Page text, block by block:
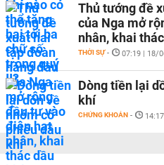
Thủ tướng đề
của Nga mở
nhân, khai
THỜI SỰ - 07:19 | 18/
Dòng tiền lại
khí
CHỨNG KHOÁN -